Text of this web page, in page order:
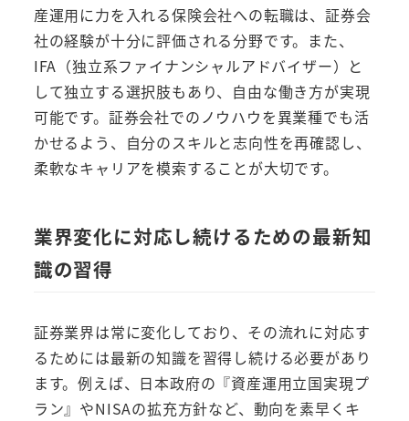
産運用に力を入れる保険会社への転職は、証券会
社の経験が十分に評価される分野です。また、
IFA（独立系ファイナンシャルアドバイザー）と
して独立する選択肢もあり、自由な働き方が実現
可能です。証券会社でのノウハウを異業種でも活
かせるよう、自分のスキルと志向性を再確認し、
柔軟なキャリアを模索することが大切です。
業界変化に対応し続けるための最新知
識の習得
証券業界は常に変化しており、その流れに対応す
るためには最新の知識を習得し続ける必要があり
ます。例えば、日本政府の『資産運用立国実現プ
ラン』やNISAの拡充方針など、動向を素早くキ